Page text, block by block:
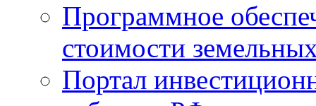
Программное
стоимости
Портал